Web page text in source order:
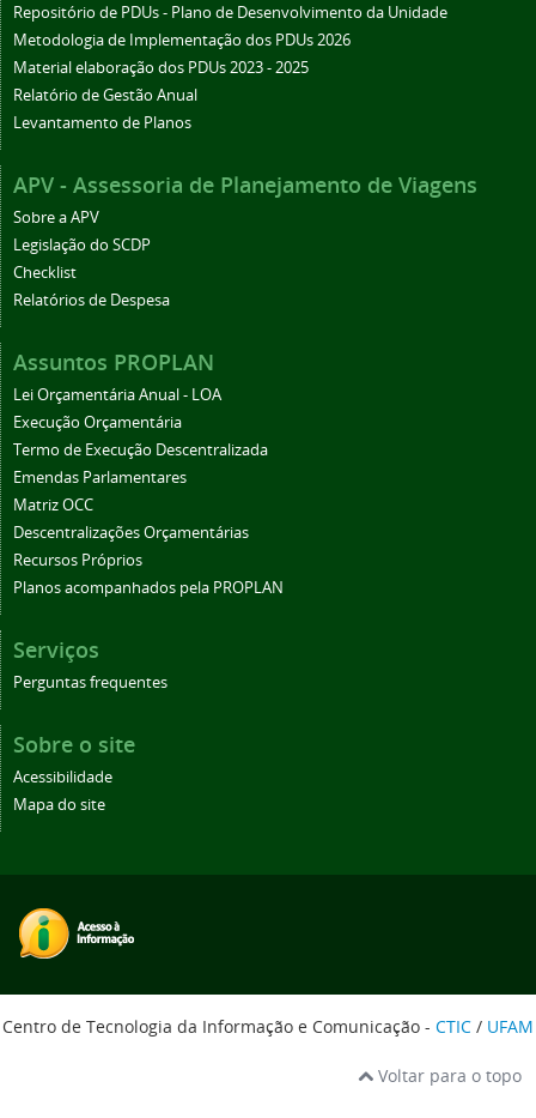
Repositório de PDUs - Plano de Desenvolvimento da Unidade
Metodologia de Implementação dos PDUs 2026
Material elaboração dos PDUs 2023 - 2025
Relatório de Gestão Anual
Levantamento de Planos
APV - Assessoria de Planejamento de Viagens
Sobre a APV
Legislação do SCDP
Checklist
Relatórios de Despesa
Assuntos PROPLAN
Lei Orçamentária Anual - LOA
Execução Orçamentária
Termo de Execução Descentralizada
Emendas Parlamentares
Matriz OCC
Descentralizações Orçamentárias
Recursos Próprios
Planos acompanhados pela PROPLAN
Serviços
Perguntas frequentes
Sobre o site
Acessibilidade
Mapa do site
Centro de Tecnologia da Informação e Comunicação - CTIC / UFAM
Voltar para o topo